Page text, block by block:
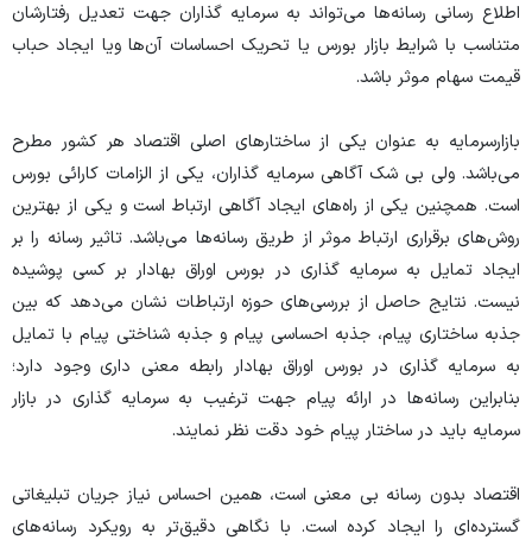
اطلاع رسانی رسانه‌ها می‌تواند به سرمایه گذاران جهت تعدیل رفتارشان
متناسب با شرایط بازار بورس یا تحریک احساسات آن‌ها ویا ایجاد حباب
قیمت سهام موثر باشد.
بازارسرمایه به عنوان یکی از ساختار‌های اصلی اقتصاد هر کشور مطرح
می‌باشد. ولی بی شک آگاهی سرمایه گذاران، یکی از الزامات کارائی بورس
است. همچنین یکی از راه‌های ایجاد آگاهی ارتباط است و یکی از بهترین
روش‌های برقراری ارتباط موثر از طریق رسانه‌ها می‌باشد. تاثیر رسانه را بر
ایجاد تمایل به سرمایه گذاری در بورس اوراق بهادار بر کسی پوشیده
نیست. نتایج حاصل از بررسی‌های حوزه ارتباطات نشان می‌دهد که بین
جذبه ساختاری پیام، جذبه احساسی پیام و جذبه شناختی پیام با تمایل
به سرمایه گذاری در بورس اوراق بهادار رابطه معنی داری وجود دارد؛
بنابراین رسانه‌ها در ارائه پیام جهت ترغیب به سرمایه گذاری در بازار
سرمایه باید در ساختار پیام خود دقت نظر نمایند.
اقتصاد بدون رسانه بی معنی است، همین احساس نیاز جریان تبلیغاتی
گسترده‌ای را ایجاد کرده است. با نگاهی دقیق‌تر به رویکرد رسانه‌های